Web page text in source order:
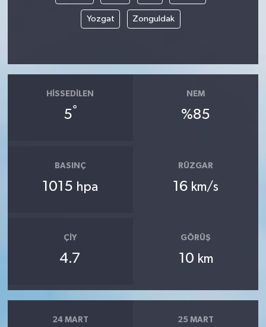
Yozgat Zonguldak
HISSEDILEN
5°
NEM
%85
BASINÇ
1015 hpa
RÜZGAR
16 km/s
ÇIY
4.7
GÖRÜŞ
10 km
24 MART 25 MART